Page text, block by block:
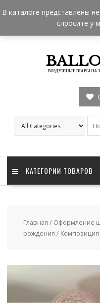
to
+7 962 957-18-50
Мы в Москве
ВОЗДУШНЫЕ ШАРЫ НА
КАТЕГОРИИ ТОВАРОВ
Главная / Оформление
рождения /
В каталоге представлены
спросите у